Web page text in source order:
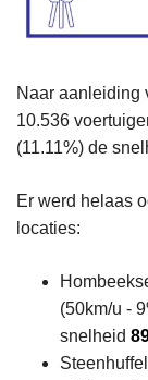
Naar aanleiding
10.536
(11.11%) de
Er werd helaas
locaties:
(50km/u -
snelheid